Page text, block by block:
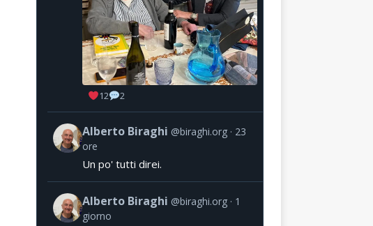
12 2
Alberto Biraghi @biraghi.org
23
ore
Un po' tutti direi.
Alberto Biraghi @biraghi.org
1
giorno